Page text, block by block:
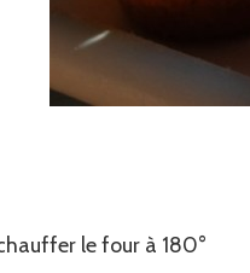
le four à 180°